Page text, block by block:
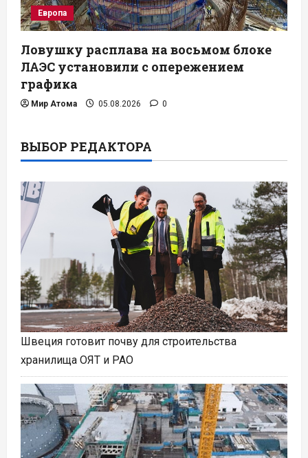
Европа
Ловушку расплава на восьмом блоке
ЛАЭС установили с опережением
графика
Мир Атома 05.08.2026 0
ВЫБОР РЕДАКТОРА
Швеция готовит почву для строительства
хранилища ОЯТ и РАО